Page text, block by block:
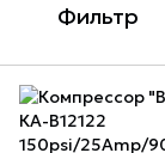
Фильтр